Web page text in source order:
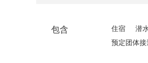
包含 住宿 潜
预定团体